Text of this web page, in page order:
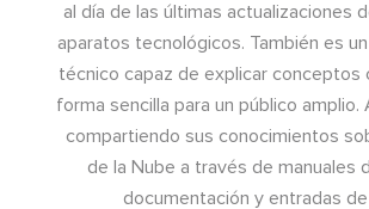
al día de las últimas actualizaciones
aparatos tecnológicos. También es
técnico capaz de explicar conceptos
forma sencilla para un público amplio.
compartiendo sus conocimientos
de la Nube a través de manuales
documentación y entradas